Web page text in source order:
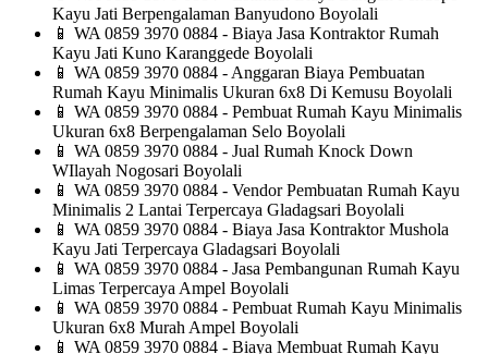
Kayu Jati Berpengalaman Banyudono Boyolali
📱 WA 0859 3970 0884 - Biaya Jasa Kontraktor Rumah
Kayu Jati Kuno Karanggede Boyolali
📱 WA 0859 3970 0884 - Anggaran Biaya Pembuatan
Rumah Kayu Minimalis Ukuran 6x8 Di Kemusu Boyolali
📱 WA 0859 3970 0884 - Pembuat Rumah Kayu Minimalis
Ukuran 6x8 Berpengalaman Selo Boyolali
📱 WA 0859 3970 0884 - Jual Rumah Knock Down
WIlayah Nogosari Boyolali
📱 WA 0859 3970 0884 - Vendor Pembuatan Rumah Kayu
Minimalis 2 Lantai Terpercaya Gladagsari Boyolali
📱 WA 0859 3970 0884 - Biaya Jasa Kontraktor Mushola
Kayu Jati Terpercaya Gladagsari Boyolali
📱 WA 0859 3970 0884 - Jasa Pembangunan Rumah Kayu
Limas Terpercaya Ampel Boyolali
📱 WA 0859 3970 0884 - Pembuat Rumah Kayu Minimalis
Ukuran 6x8 Murah Ampel Boyolali
📱 WA 0859 3970 0884 - Biaya Membuat Rumah Kayu